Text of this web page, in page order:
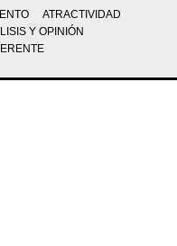
ATRACTIVIDAD
Y OPINIÓN